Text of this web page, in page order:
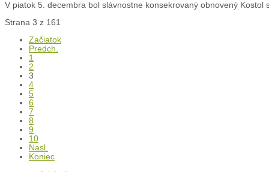
V piatok 5. decembra bol slávnostne konsekrovaný obnovený Kostol
Strana 3 z 161
Začiatok
Predch.
1
2
3
4
5
6
7
8
9
10
Nasl.
Koniec